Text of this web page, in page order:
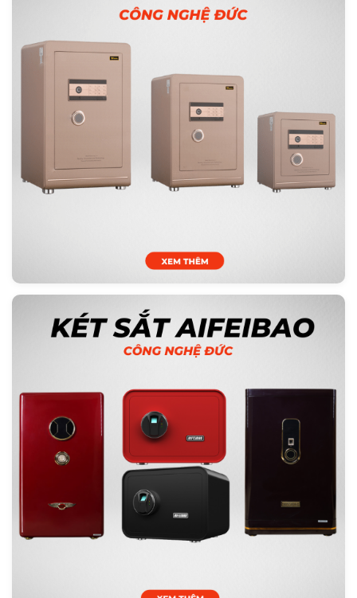
và bảo hành dễ tại Việt Nam. Lựa chọn theo ưu tiên:
công nghệ chọn Aifeibao, độ bền và bảo hành nội địa
chọn Luxury.